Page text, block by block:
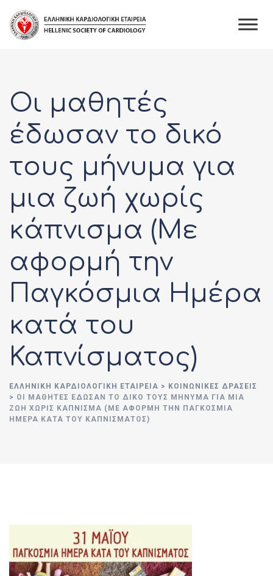
content
Οι μαθητές
έδωσαν το δικό
τους μήνυμα για
μια ζωή χωρίς
κάπνισμα (Με
αφορμή την
Παγκόσμια Ημέρα
κατά του
Καπνίσματος)
ΕΛΛΗΝΙΚΉ ΚΑΡΔΙΟΛΟΓΙΚΉ ΕΤΑΙΡΕΊΑ > ΚΟΙΝΩΝΙΚΈΣ ΔΡΆΣΕΙΣ
> ΟΙ ΜΑΘΗΤΈΣ ΈΔΩΣΑΝ ΤΟ ΔΙΚΌ ΤΟΥΣ ΜΉΝΥΜΑ ΓΙΑ ΜΙΑ
ΖΩΉ ΧΩΡΊΣ ΚΆΠΝΙΣΜΑ (ΜΕ ΑΦΟΡΜΉ ΤΗΝ ΠΑΓΚΌΣΜΙΑ
ΗΜΈΡΑ ΚΑΤΆ ΤΟΥ ΚΑΠΝΊΣΜΑΤΟΣ)